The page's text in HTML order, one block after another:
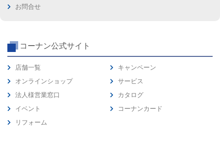
お問合せ
コーナン公式サイト
店舗一覧
オンラインショップ
法人様営業窓口
イベント
リフォーム
キャンペーン
サービス
カタログ
コーナンカード